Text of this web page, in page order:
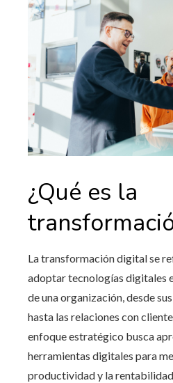
¿Qué es la
La transformación digital se
adoptar tecnologías digitales
de una organización, desde
hasta las relaciones con
enfoque estratégico busca
herramientas digitales para
productividad y la rentabilidad